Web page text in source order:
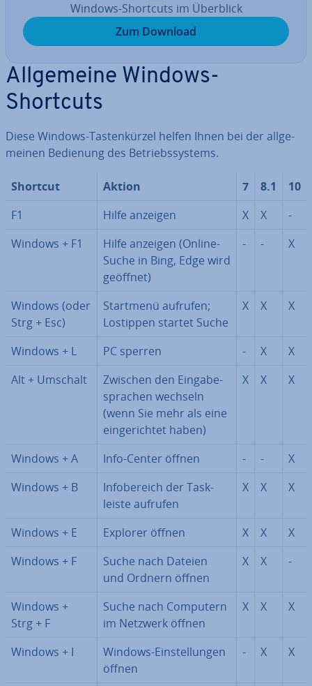
Windows-Shortcuts im Überblick
Zum Download
All­ge­mei­ne Windows-
Shortcuts
Diese Windows-Tas­ten­kür­zel helfen Ihnen bei der all­ge­
mei­nen Bedienung des Be­triebs­sys­tems.
Shortcut Aktion 7 8.1
10
F1
Hilfe anzeigen X X
-
Windows + F1
Hilfe anzeigen (Online-
Suche in Bing, Edge wird
geöffnet)
- - X
Windows (oder
Strg + Esc)
Startmenü aufrufen;
Lostippen startet Suche
X X X
Windows + L PC sperren - X
X
Alt + Umschalt
Zwischen den Ein­ga­be­
spra­chen wechseln
(wenn Sie mehr als eine
ein­ge­rich­tet haben)
X X X
Windows + A Info-Center öffnen - -
X
Windows + B
In­fo­be­reich der Task­
leis­te aufrufen
X X X
Windows + E Explorer öffnen X X
X
Windows + F
Suche nach Dateien
und Ordnern öffnen
X X -
Windows +
Strg + F
Suche nach Computern
im Netzwerk öffnen
X X X
Windows + I
Windows-Ein­stel­lun­gen
öffnen
- X X